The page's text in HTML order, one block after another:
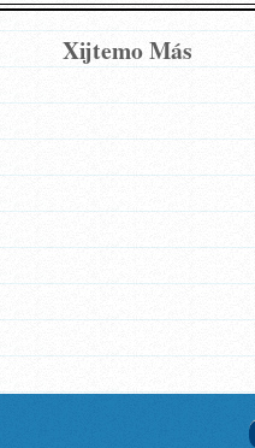
Xijtemo Más